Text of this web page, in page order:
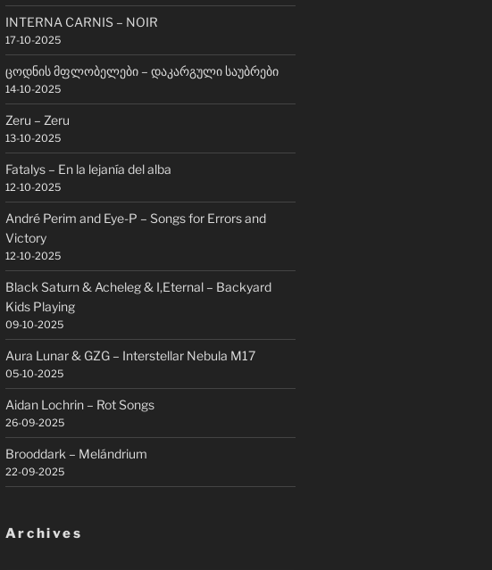
INTERNA CARNIS – NOIR
17-10-2025
ცოდნის მფლობელები – დაკარგული საუბრები
14-10-2025
Zeru – Zeru
13-10-2025
Fatalys – En la lejanía del alba
12-10-2025
André Perim and Eye-P – Songs for Errors and
Victory
12-10-2025
Black Saturn & Acheleg & I,Eternal – Backyard
Kids Playing
09-10-2025
Aura Lunar & GZG – Interstellar Nebula M17
05-10-2025
Aidan Lochrin – Rot Songs
26-09-2025
Brooddark – Melándrium
22-09-2025
Archives